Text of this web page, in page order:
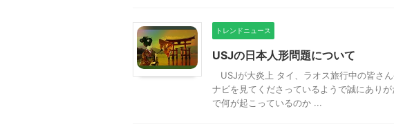
トレンドニュース
USJの日本人形問題について
USJが大炎上 タイ、ラオス旅行中の皆さ
ナビを見てくださっているようで誠にあり
で何が起こっているのか ...